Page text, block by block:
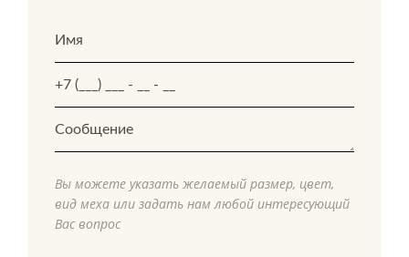
Вы можете указать желаемый размер, цвет,
вид меха или задать нам любой интересующий
Вас вопрос